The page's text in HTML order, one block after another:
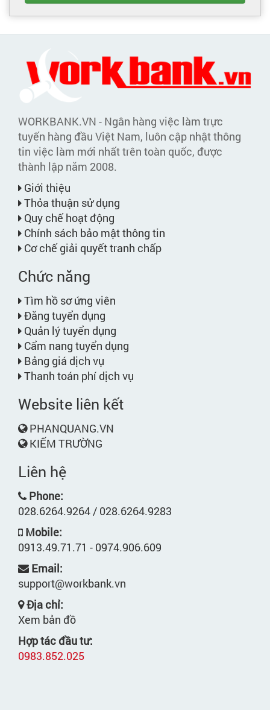
WORKBANK.VN - Ngân hàng việc làm trực
tuyến hàng đầu Việt Nam, luôn cập nhật thông
tin việc làm mới nhất trên toàn quốc, được
thành lập năm 2008.
Giới thiệu
Thỏa thuận sử dụng
Quy chế hoạt động
Chính sách bảo mật thông tin
Cơ chế giải quyết tranh chấp
Chức năng
Tìm hồ sơ ứng viên
Đăng tuyển dụng
Quản lý tuyển dụng
Cẩm nang tuyển dụng
Bảng giá dịch vụ
Thanh toán phí dịch vụ
Website liên kết
PHANQUANG.VN
KIẾM TRƯỜNG
Liên hệ
Phone:
028.6264.9264 / 028.6264.9283
Mobile:
0913.49.71.71 - 0974.906.609
Email:
support@workbank.vn
Địa chỉ:
Xem bản đồ
Hợp tác đầu tư:
0983.852.025